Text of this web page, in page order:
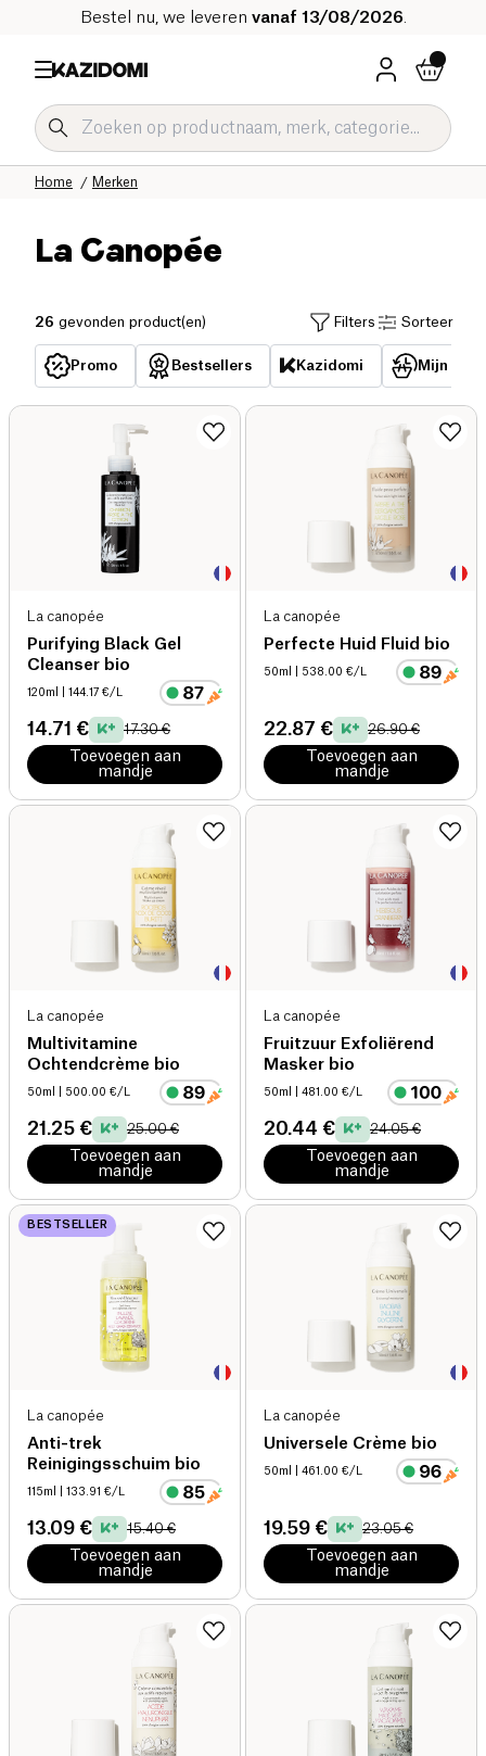
Bestel nu, we leveren vanaf 13/08/2026
Merken
Home
La Canopée
26 gevonden product(en) Filters Sorteer
Promo Bestsellers Kazidomi Mijn
La canopée
Purifying Black Gel
Cleanser bio
120ml | 144.17 €/L
14.71 € 17.30 €
Toevoegen aan
mandje
La canopée
Perfecte Huid Fluid bio
50ml | 538.00 €/L
22.87 € 26.90 €
Toevoegen aan
mandje
La canopée
Multivitamine
Ochtendcrème bio
50ml | 500.00 €/L
21.25 € 25.00 €
Toevoegen aan
mandje
La canopée
Fruitzuur Exfoliërend
Masker bio
50ml | 481.00 €/L
20.44 € 24.05 €
Toevoegen aan
mandje
BESTSELLER
La canopée
Anti-trek
Reinigingsschuim bio
115ml | 133.91 €/L
13.09 € 15.40 €
Toevoegen aan
mandje
La canopée
Universele Crème bio
50ml | 461.00 €/L
19.59 € 23.05 €
Toevoegen aan
mandje